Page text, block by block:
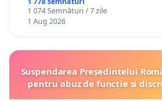
ROMÂNIA
1 074 Semnături / 7 zile
1 Aug 2026
Suspendarea Președintelui
pentru abuz de funcție și